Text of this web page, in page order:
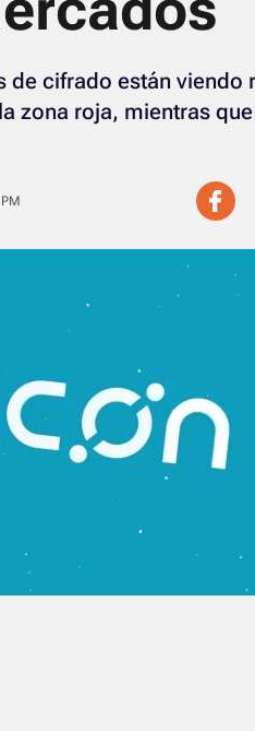
de cifrado están viendo
zona roja, mientras